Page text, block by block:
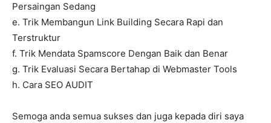
Persaingan Sedang
e. Trik Membangun Link Building Secara Rapi dan
Terstruktur
f. Trik Mendata Spamscore Dengan Baik dan Benar
g. Trik Evaluasi Secara Bertahap di Webmaster Tools
h. Cara SEO AUDIT
Semoga anda semua sukses dan juga kepada diri saya